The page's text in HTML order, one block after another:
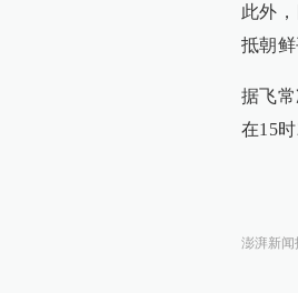
此外
抵朝
据飞
在15
澎湃新闻